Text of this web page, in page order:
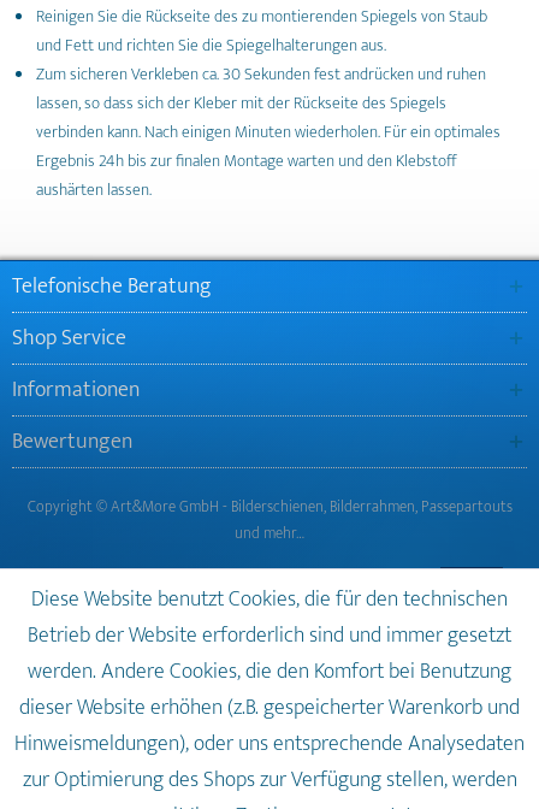
Reinigen Sie die Rückseite des zu montierenden Spiegels von Staub
und Fett und richten Sie die Spiegelhalterungen aus.
Zum sicheren Verkleben ca. 30 Sekunden fest andrücken und ruhen
lassen, so dass sich der Kleber mit der Rückseite des Spiegels
verbinden kann. Nach einigen Minuten wiederholen. Für ein optimales
Ergebnis 24h bis zur finalen Montage warten und den Klebstoff
aushärten lassen.
Telefonische Beratung
Shop Service
Informationen
Bewertungen
Copyright © Art&More GmbH - Bilderschienen, Bilderrahmen, Passepartouts
und mehr…
Diese Website benutzt Cookies, die für den technischen
Betrieb der Website erforderlich sind und immer gesetzt
werden. Andere Cookies, die den Komfort bei Benutzung
dieser Website erhöhen (z.B. gespeicherter Warenkorb und
Hinweismeldungen), oder uns entsprechende Analysedaten
zur Optimierung des Shops zur Verfügung stellen, werden